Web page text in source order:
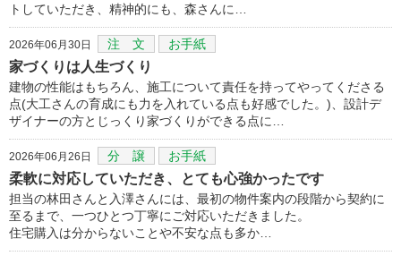
トしていただき、精神的にも、森さんに…
2026年06月30日 注 文 お手紙
家づくりは人生づくり
建物の性能はもちろん、施工について責任を持ってやってくださる
点(大工さんの育成にも力を入れている点も好感でした。)、設計デ
ザイナーの方とじっくり家づくりができる点に…
2026年06月26日 分 譲 お手紙
柔軟に対応していただき、とても心強かったです
担当の林田さんと入澤さんには、最初の物件案内の段階から契約に
至るまで、一つひとつ丁寧にご対応いただきました。
住宅購入は分からないことや不安な点も多か…